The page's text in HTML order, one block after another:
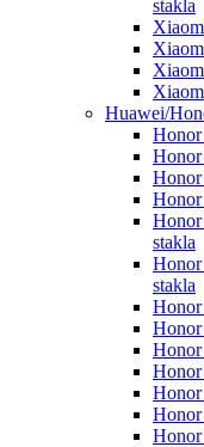
stakla
Huawei/
stakla
stakla